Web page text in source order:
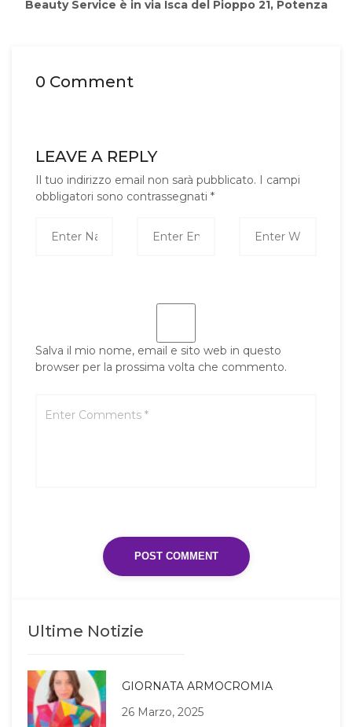
Beauty Service è in via Isca del Pioppo 21, Potenza
0 Comment
LEAVE A REPLY
Il tuo indirizzo email non sarà pubblicato. I campi
obbligatori sono contrassegnati *
Salva il mio nome, email e sito web in questo
browser per la prossima volta che commento.
Ultime Notizie
GIORNATA ARMOCROMIA
26 Marzo, 2025